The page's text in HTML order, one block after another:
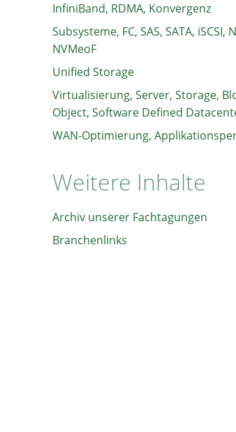
InfiniBand, RDMA, Konvergenz
Subsysteme, FC, SAS, SATA, iSCSI,
NVMeoF
Unified Storage
Virtualisierung, Server, Storage,
Object, Software Defined
WAN-Optimierung,
Weitere Inhalte
Archiv unserer Fachtagungen
Branchenlinks